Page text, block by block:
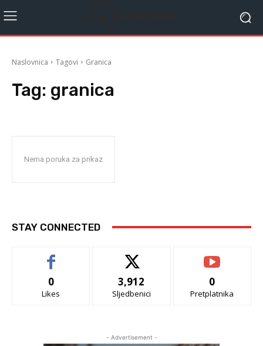
Naslovnica Tagovi Granica
Tag: granica
Nema poruka za prikaz
STAY CONNECTED
0
Likes
3,912
Sljedbenici
0
Pretplatnika
- Advertisement -